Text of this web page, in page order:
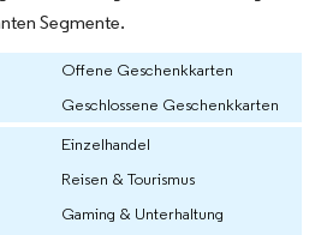
Segmente.
Offene Geschenkkarten
Geschlossene Geschenkkarten
Einzelhandel
Reisen & Tourismus
Gaming & Unterhaltung